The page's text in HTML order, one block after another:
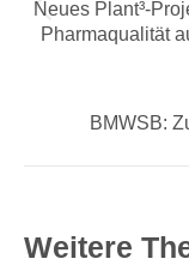
Neues Plant³-
Pharmaqualität
BMWSB:
Weitere